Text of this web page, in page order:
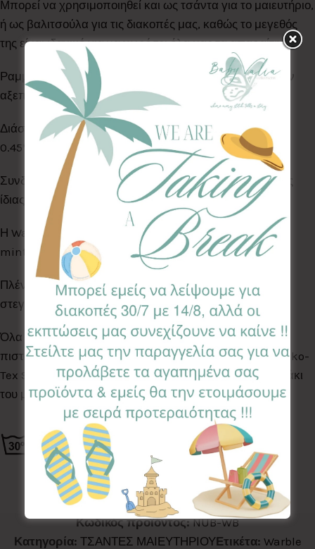
Μπορεί να χρησιμοποιηθεί και ως τσάντα για το μαιευτήριο,
ή ως βαλιτσούλα για τις διακοπές μας, καθώς το μεγεθός
της είναι ιδανικό για να χωρέσει όλα μας τα απαραίτητα!!
Ραμμένη στο χέρι με 100% βαμβακερά υφάσματα & την
αξεπέραστη ποιότητά μας!
Διάσταση:
0.45*0.50*0.18
Συνδυάστε την με τα παιδικά Poncho & τονεσεσέρτης
ίδιας σειράς!
Η Warble Collection είναι σε φόντο απόχρωσης dusty
mint.
Πλένεται στο πλυντήριο στους 30°C. Δεν μπαίνει στο
στεγνωτήριο. Αφήστε την να στεγνώσει φυσικά.
Όλα τα Υφάσματα της συλλογής μας είναι ελεγμένα &
πιστοποιημένα για βλαβερές ουσίες σύμφωνα με το Oeko-
Tex Standard 100, κατάλληλα για το ευαίσθητο δερματάκι
του μωρού σας.
Κωδικός προϊόντος:NUB-WB
Κατηγορία: ΤΣΑΝΤΕΣ ΜΑΙΕΥΤΗΡΙΟΥΕτικέτα: Warble